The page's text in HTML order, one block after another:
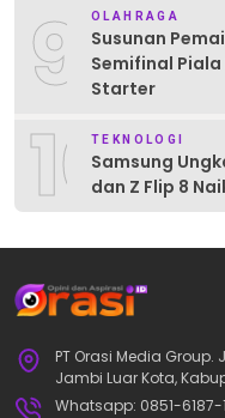
9 OLAHRAGA
Susunan
Semifinal
Starter
10TEKNOLOGI
Samsung
dan Z Flip 8
PT Orasi Media Group.
Jambi Luar Kota,
Whatsapp: 0851-6187-